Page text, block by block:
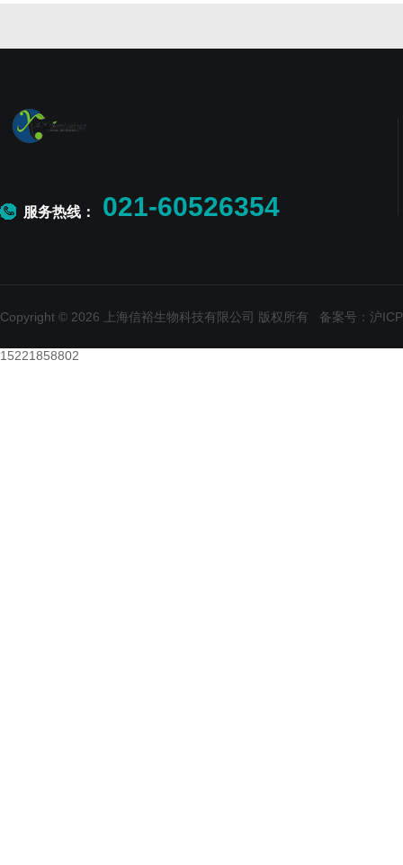
服务热线： 021-60526354
Copyright © 2026 上海信裕生物科技有限公司 版权所有 备案号：沪
15221858802